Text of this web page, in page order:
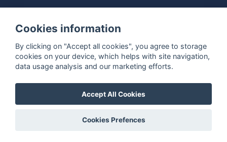
"The next generation data platform for rum and
whisky collectors"
Cookies information
By clicking on "Accept all cookies", you agree to storage
cookies on your device, which helps with site navigation,
data usage analysis and our marketing efforts.
Accept All Cookies
Cookies Prefences